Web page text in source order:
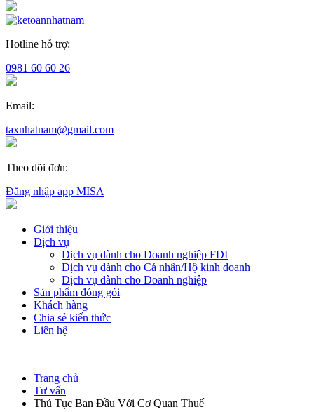
Hotline hỗ trợ:
0981 60 60 26
Email:
taxnhatnam@gmail.com
Theo dõi đơn:
Đăng nhập app MISA
Giới thiệu
Dịch vụ
Dịch vụ dành cho Doanh nghiệp FDI
Dịch vụ dành cho Cá nhân/Hộ kinh doanh
Dịch vụ dành cho Doanh nghiệp
Sản phẩm đóng gói
Khách hàng
Chia sẻ kiến thức
Liên hệ
Trang chủ
Tư vấn
Thủ Tục Ban Đầu Với Cơ Quan Thuế